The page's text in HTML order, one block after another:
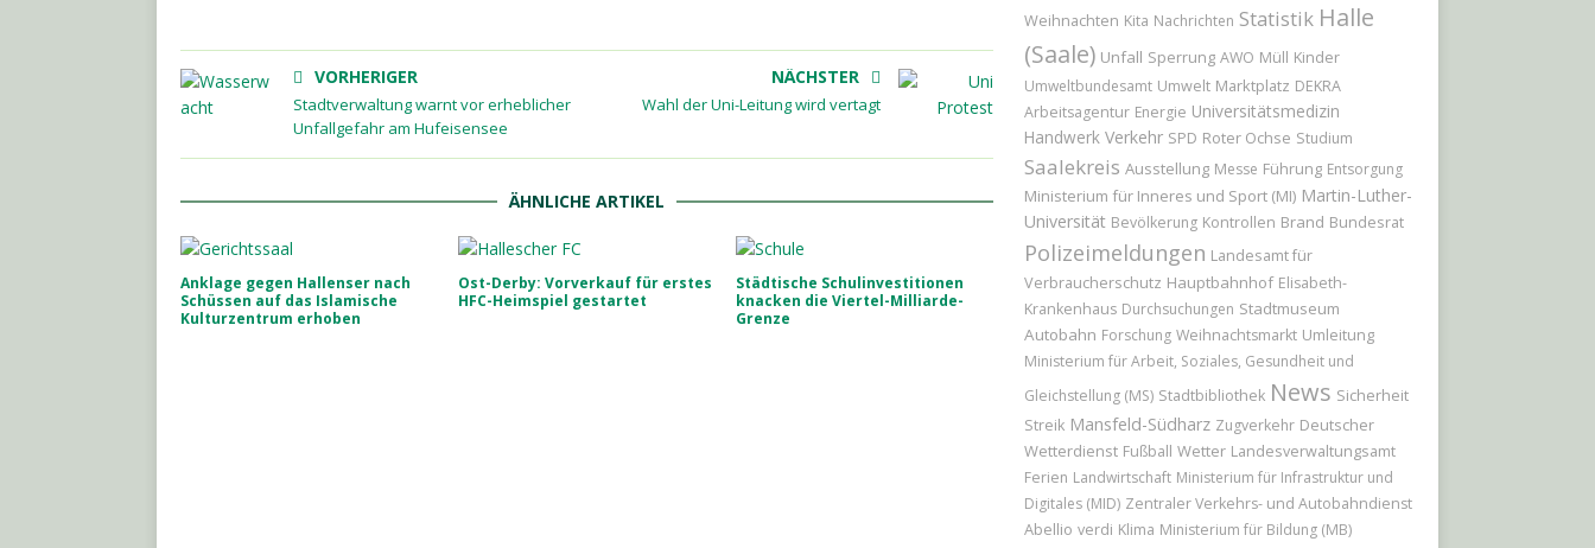
VORHERIGER
Stadtverwaltung warnt vor erheblicher
Unfallgefahr am Hufeisensee
NÄCHSTER
Wahl der Uni-Leitung wird vertagt
ÄHNLICHE ARTIKEL
Anklage gegen Hallenser nach
Schüssen auf das Islamische
Kulturzentrum erhoben
Ost-Derby: Vorverkauf für erstes
HFC-Heimspiel gestartet
Städtische Schulinvestitionen
knacken die Viertel-Milliarde-
Grenze
Weihnachten Kita Nachrichten Statistik Halle
(Saale) Unfall Sperrung AWO Müll Kinder
Umweltbundesamt Umwelt Marktplatz DEKRA
Arbeitsagentur Energie Universitätsmedizin
Handwerk Verkehr SPD Roter Ochse Studium
Saalekreis Ausstellung Messe Führung Entsorgung
Ministerium für Inneres und Sport (MI) Martin-Luther-
Universität Bevölkerung Kontrollen Brand Bundesrat
Polizeimeldungen Landesamt für
Verbraucherschutz Hauptbahnhof Elisabeth-
Krankenhaus Durchsuchungen Stadtmuseum
Autobahn Forschung Weihnachtsmarkt Umleitung
Ministerium für Arbeit, Soziales, Gesundheit und
Gleichstellung (MS) Stadtbibliothek News Sicherheit
Streik Mansfeld-Südharz Zugverkehr Deutscher
Wetterdienst Fußball Wetter Landesverwaltungsamt
Ferien Landwirtschaft Ministerium für Infrastruktur und
Digitales (MID) Zentraler Verkehrs- und Autobahndienst
Abellio verdi Klima Ministerium für Bildung (MB)